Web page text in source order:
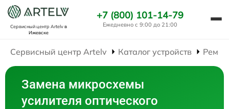
Сервисный центр Artelvв
Ижевске
+7 (800) 101-14-79
Ежедневно с 9:00 до 21:00
Сервисный центр Artelv Каталог устройств
Замена микросхемы
усилителя оптического